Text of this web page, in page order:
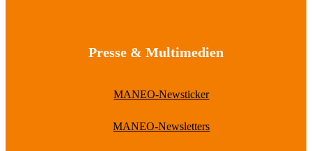
Presse & Multimedien
MANEO-Newsticker
MANEO-Newsletters